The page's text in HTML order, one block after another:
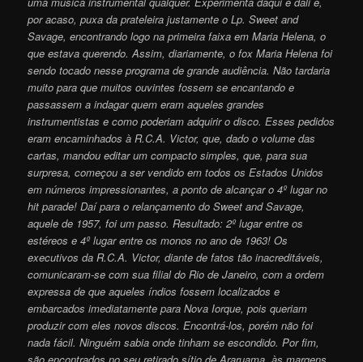
por acaso, puxa da prateleira justamente o Lp. Sweet and
Savage, encontrando logo na primeira faixa em Maria Helena, o
que estava querendo. Assim, diariamente, o fox Maria Helena foi
sendo tocado nesse programa de grande audiência. Não tardaria
muito para que muitos ouvintes fossem se encantando e
passassem a indagar quem eram aqueles grandes
instrumentistas e como poderiam adquirir o disco. Esses pedidos
eram encaminhados à R.C.A. Victor, que, dado o volume das
cartas, mandou editar um compacto simples, que, para sua
surpresa, começou a ser vendido em todos os Estados Unidos
em números impressionantes, a ponto de alcançar o 4º lugar no
hit parade! Daí para o relançamento do Sweet and Savage,
aquele de 1957, foi um passo. Resultado: 2º lugar entre os
estéreos e 4º lugar entre os monos no ano de 1963! Os
executivos da R.C.A. Victor, diante de fatos tão inacreditáveis,
comunicaram-se com sua filial do Rio de Janeiro, com a ordem
expressa de que aqueles índios fossem localizados e
embarcados imediatamente para Nova Iorque, pois queriam
produzir com eles novos discos. Encontrá-los, porém não foi
nada fácil. Ninguém sabia onde tinham se escondido. Por fim,